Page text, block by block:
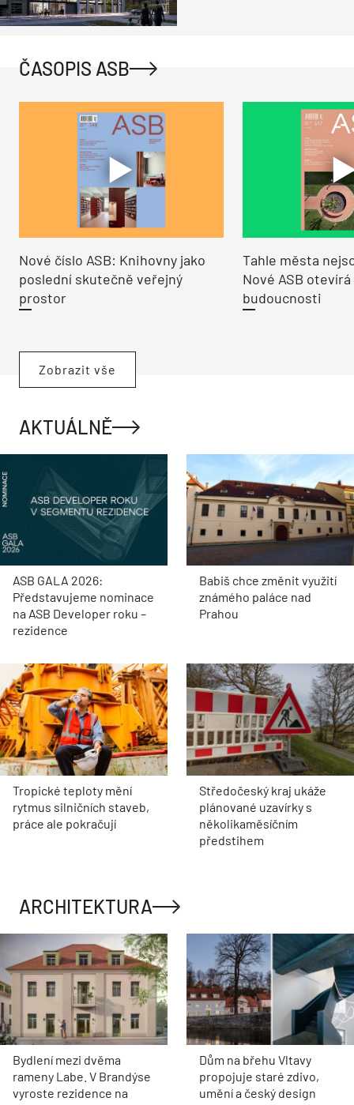
ČASOPIS ASB
Nové číslo ASB: Knihovny jako
poslední skutečně veřejný
prostor
Tahle města
Nové ASB
budoucnosti
Zobrazit vše
AKTUÁLNĚ
ASB GALA 2026:
Představujeme nominace
na ASB Developer roku –
rezidence
Babiš chce změnit využití
známého paláce nad
Prahou
Tropické teploty mění
rytmus silničních staveb,
práce ale pokračují
Středočeský kraj ukáže
plánované uzavírky s
několikaměsíčním
předstihem
ARCHITEKTURA
Bydlení mezi dvěma
rameny Labe. V Brandýse
vyroste rezidence na
Dům na břehu Vltavy
propojuje staré zdivo,
umění a český design